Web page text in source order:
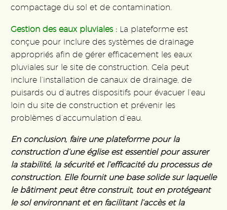
compactage du sol et de contamination.
Gestion des eaux pluviales : La plateforme est
conçue pour inclure des systèmes de drainage
appropriés afin de gérer efficacement les eaux
pluviales sur le site de construction. Cela peut
inclure l’installation de canaux de drainage, de
puisards ou d’autres dispositifs pour évacuer l’eau
loin du site de construction et prévenir les
problèmes d’accumulation d’eau.
En conclusion, faire une plateforme pour la
construction d’une église est essentiel pour assurer
la stabilité, la sécurité et l’efficacité du processus de
construction. Elle fournit une base solide sur laquelle
le bâtiment peut être construit, tout en protégeant
le sol environnant et en facilitant l’accès et la